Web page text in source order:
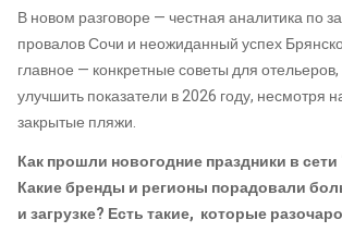
В новом разговоре — честная аналитика по
провалов Сочи и неожиданный успех
главное — конкретные советы для
улучшить показатели в 2026 году, несмотря
закрытые пляжи.
Как прошли новогодние праздники в сети
Какие бренды и регионы порадовали
и загрузке? Есть такие, которые